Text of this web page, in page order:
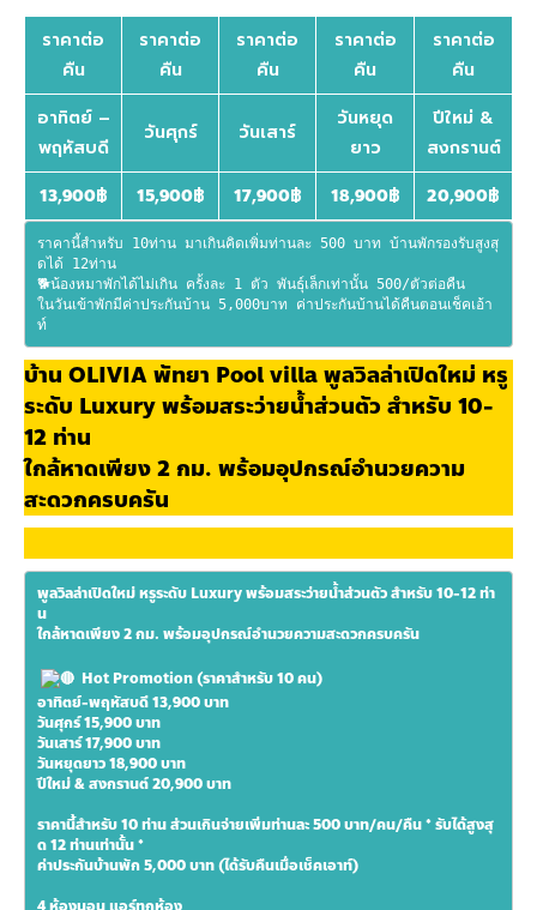
ราคาต่อ
คืน
ราคาต่อ
คืน
ราคาต่อ
คืน
ราคาต่อ
คืน
ราคาต่อ
คืน
อาทิตย์ –
พฤหัสบดี
วันศุกร์ วันเสาร์
วันหยุด
ยาว
ปีใหม่ &
สงกรานต์
13,900฿ 15,900฿ 17,900฿ 18,900฿ 20,900฿
ราคานี้สำหรับ 10ท่าน มาเกินคิดเพิ่มท่านละ 500 บาท บ้านพักรองรับสูงสุ
ดได้ 12ท่าน
🐕น้องหมาพักได้ไม่เกิน ครั้งละ 1 ตัว พันธุ์เล็กเท่านั้น 500/ตัวต่อคืน
ในวันเข้าพักมีค่าประกันบ้าน 5,000บาท ค่าประกันบ้านได้คืนตอนเช็คเอ้า
ท์
บ้าน OLIVIA พัทยา Pool villa พูลวิลล่าเปิดใหม่ หรู
ระดับ Luxury พร้อมสระว่ายน้ำส่วนตัว สำหรับ 10-
12 ท่าน
ใกล้หาดเพียง 2 กม. พร้อมอุปกรณ์อำนวยความ
สะดวกครบครัน
พูลวิลล่าเปิดใหม่ หรูระดับ Luxury พร้อมสระว่ายน้ำส่วนตัว สำหรับ 10-12 ท่า
น
ใกล้หาดเพียง 2 กม. พร้อมอุปกรณ์อำนวยความสะดวกครบครัน
Hot Promotion (ราคาสำหรับ 10 คน)
อาทิตย์-พฤหัสบดี 13,900 บาท
วันศุกร์ 15,900 บาท
วันเสาร์ 17,900 บาท
วันหยุดยาว 18,900 บาท
ปีใหม่ & สงกรานต์ 20,900 บาท
ราคานี้สำหรับ 10 ท่าน ส่วนเกินจ่ายเพิ่มท่านละ 500 บาท/คน/คืน * รับได้สูงสุ
ด 12 ท่านเท่านั้น *
ค่าประกันบ้านพัก 5,000 บาท (ได้รับคืนเมื่อเช็คเอาท์)